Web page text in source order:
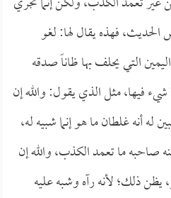
فهذه يقال لها: لغو
التي يحلف بها ظاناً صدقه
شيء فيها، مثل الذي يقول: والله إن
أنه غلطان ما هو إنما شبيه له،
صاحبه ما تعمد الكذب، والله إن
يظن ذلك؛ لأنه رآه وشبه عليه